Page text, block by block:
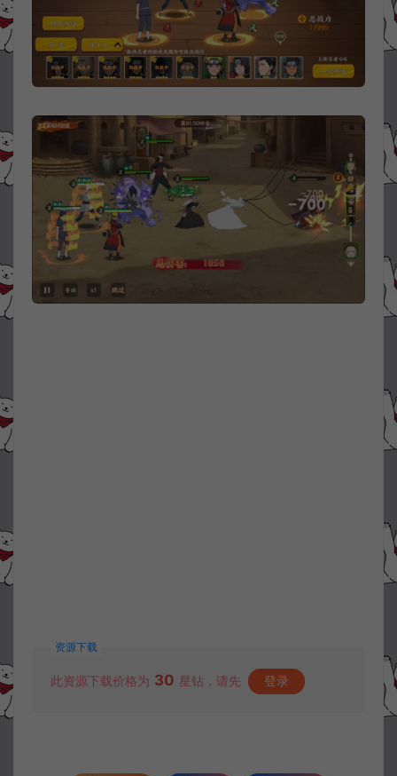
资源下载
此资源下载价格为 30 星钻，请先 登录